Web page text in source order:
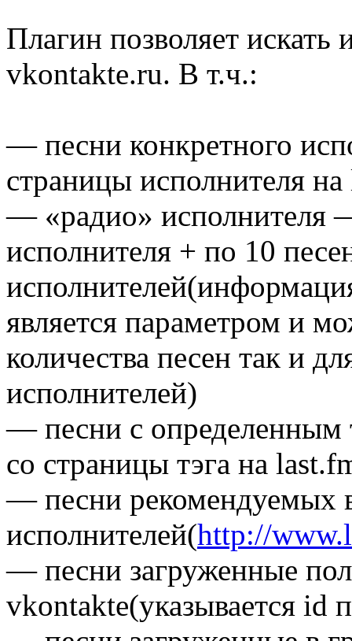
Плагин позволяет
vkontakte.ru. В т.ч.:
— песни конкретного
страницы исполнителя
— «радио» исполнителя
исполнителя + по 10
является параметром и
количества песен так и
исполнителей)
— песни с определенным
со страницы тэга на
— песни рекомендуемых
исполнителей(http://
— песни загруженные
vkontakte(указывается id